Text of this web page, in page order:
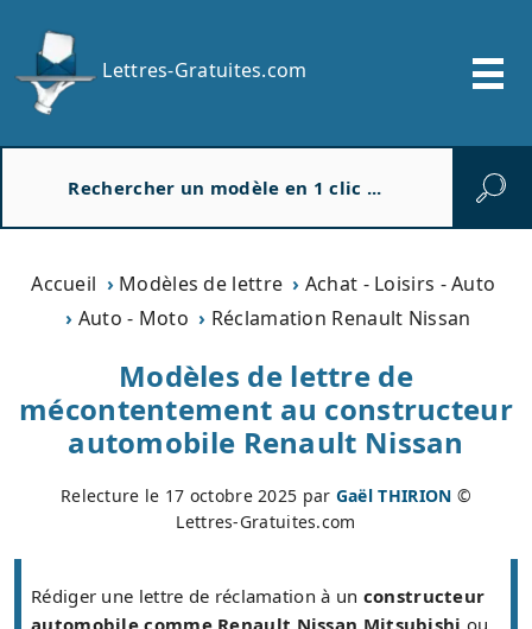
Lettres-Gratuites.com
Accueil Modèles de lettre
Achat - Loisirs - Auto
Auto - Moto
Réclamation Renault Nissan
Modèles de lettre de
mécontentement au constructeur
automobile Renault Nissan
Relecture le 17 octobre 2025 par Gaël THIRION ©
Lettres-Gratuites.com
Rédiger une lettre de réclamation à un constructeur